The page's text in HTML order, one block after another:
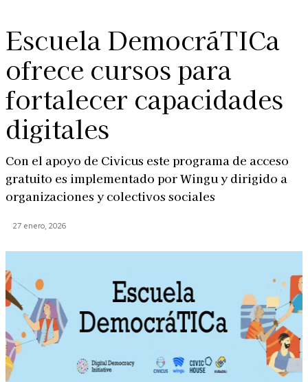
Escuela DemocráTICa
ofrece cursos para
fortalecer capacidades
digitales
Con el apoyo de Civicus este programa de acceso
gratuito es implementado por Wingu y dirigido a
organizaciones y colectivos sociales
27 enero, 2026